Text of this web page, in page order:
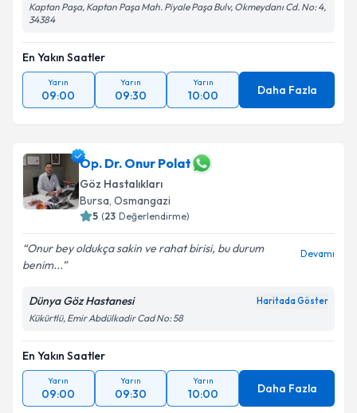
Kaptan Paşa, Kaptan Paşa Mah. Piyale Paşa Bulv, Okmeydanı Cd. No: 4,
34384
En Yakın Saatler
Yarın
09:00
Yarın
09:30
Yarın
10:00 Daha Fazla
Op. Dr. Onur Polat
Göz Hastalıkları
Bursa, Osmangazi
5 (23 Değerlendirme)
Onur bey oldukça sakin ve rahat birisi, bu durum
benim...
Devamı
Dünya Göz Hastanesi Haritada Göster
Kükürtlü, Emir Abdülkadir Cad No: 58
En Yakın Saatler
Yarın
09:00
Yarın
09:30
Yarın
10:00 Daha Fazla